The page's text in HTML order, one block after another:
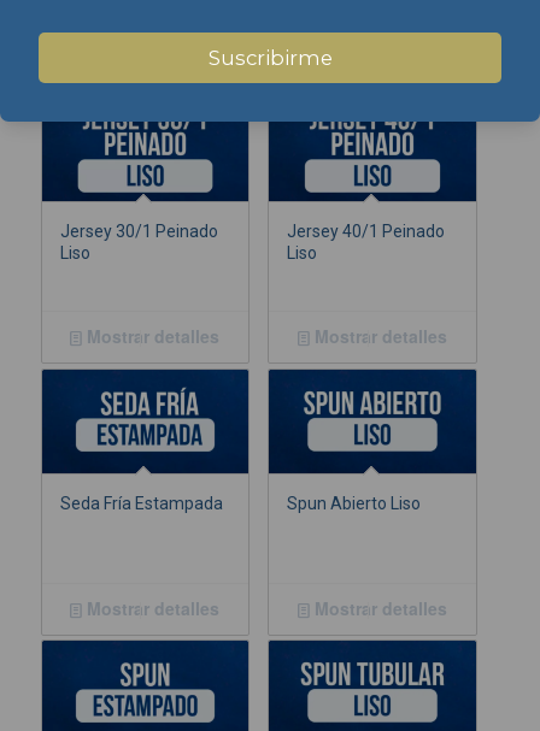
Suscribirme
Mostrar detalles
Jersey 30/1 Peinado
Liso
Mostrar detalles
Jersey 40/1 Peinado
Liso
Mostrar detalles
Seda Fría Estampada
Mostrar detalles
Spun Abierto Liso
Mostrar detalles